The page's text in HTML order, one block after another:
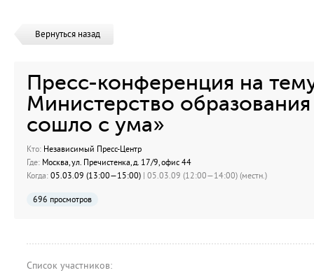
Вернуться назад
Пресс-конференция на
Министерство
сошло с ума»
Кто: Независимый Пресс-Центр
Где: Москва, ул. Пречистенка, д. 17/9, офис 44
Когда: 05.03.09 (13:00—15:00) | 05.03.09 (12:00—14:00) (местн.)
696 просмотров
Список участников: